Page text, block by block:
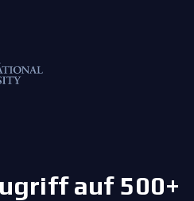
auf 500+